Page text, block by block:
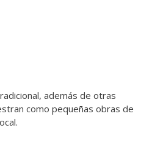
además de otras
como pequeñas obras de